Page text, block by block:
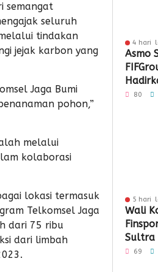
semangat
seluruh
tindakan
jejak karbon yang
Jaga Bumi
pohon,”
melalui
kolaborasi
lokasi termasuk
Telkomsel Jaga
dari 75 ribu
dari limbah
4 hari
Asmo
80
5 hari
Wali
Sultra
Sinergi
69